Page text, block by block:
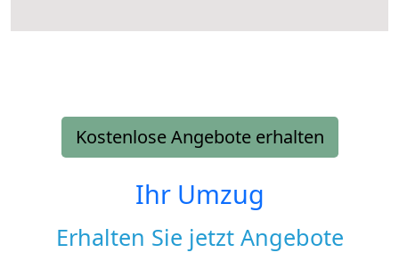
Kostenlose Angebote erhalten
Ihr Umzug
Erhalten Sie jetzt Angebote